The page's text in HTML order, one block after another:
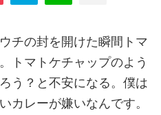
チの封を開けた瞬間トマ
トマトケチャップのよう
う？と不安になる。僕は
カレーが嫌いなんです。